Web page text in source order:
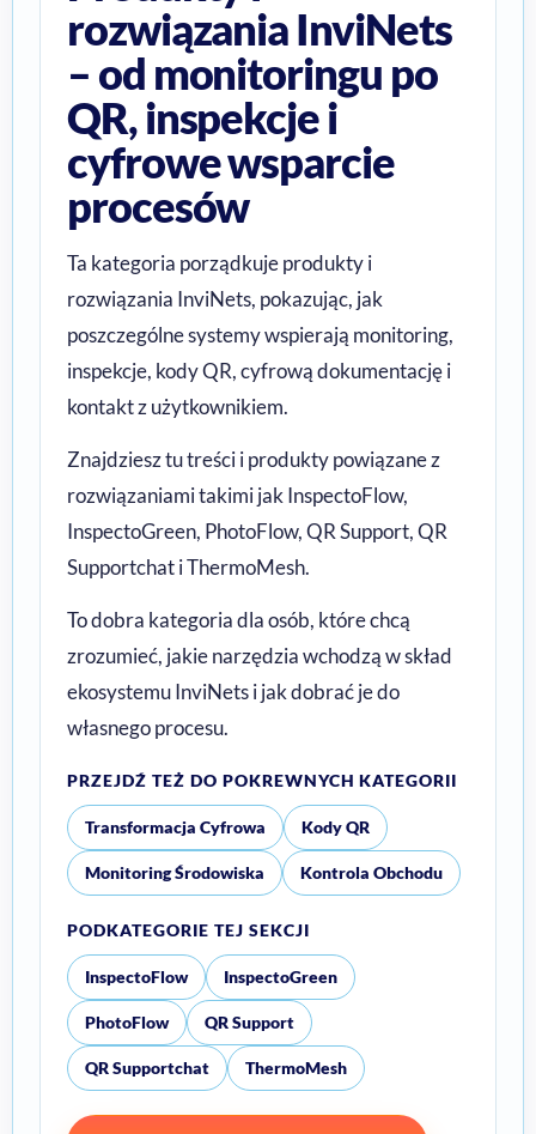
rozwiązania InviNets
– od monitoringu po
QR, inspekcje i
cyfrowe wsparcie
procesów
Ta kategoria porządkuje produkty i
rozwiązania InviNets, pokazując, jak
poszczególne systemy wspierają monitoring,
inspekcje, kody QR, cyfrową dokumentację i
kontakt z użytkownikiem.
Znajdziesz tu treści i produkty powiązane z
rozwiązaniami takimi jak InspectoFlow,
InspectoGreen, PhotoFlow, QR Support, QR
Supportchat i ThermoMesh.
To dobra kategoria dla osób, które chcą
zrozumieć, jakie narzędzia wchodzą w skład
ekosystemu InviNets i jak dobrać je do
własnego procesu.
PRZEJDŹ TEŻ DO POKREWNYCH KATEGORII
Transformacja Cyfrowa Kody QR
Monitoring Środowiska Kontrola Obchodu
PODKATEGORIE TEJ SEKCJI
InspectoFlow InspectoGreen
PhotoFlow QR Support
QR Supportchat ThermoMesh